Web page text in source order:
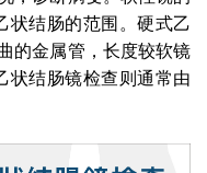
状结肠的范围。硬式乙
的金属管，长度较软镜
状结肠镜检查则通常由